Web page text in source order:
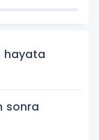
hayata
sonra